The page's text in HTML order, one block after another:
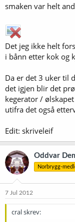
smaken var helt
Det jeg ikke helt
i bånn etter kok og
Da er det 3 uker til
det igjen blir det
kegerator /
utifra det også
Edit: skriveleif
Oddvar
Norbrygg-
7 Jul 2012
cral skrev: